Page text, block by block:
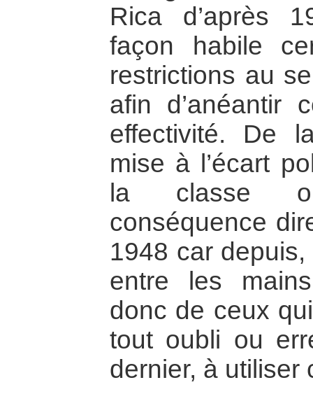
Rica d’après
façon habile
restrictions au
afin d’anéantir
effectivité. De
mise à l’écart
la classe
conséquence
1948 car
entre les
donc de ceux
tout oubli ou
dernier, à utiliser